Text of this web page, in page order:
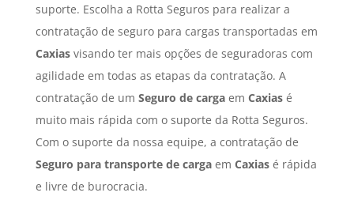
suporte. Escolha a Rotta Seguros para realizar a
contratação de seguro para cargas transportadas em
Caxiasvisando ter mais opções de seguradoras com
agilidade em todas as etapas da contratação. A
contratação de um Seguro de cargaem Caxiasé
muito mais rápida com o suporte da Rotta Seguros.
Com o suporte da nossa equipe, a contratação de
Seguro para transporte de cargaem Caxiasé rápida
e livre de burocracia.